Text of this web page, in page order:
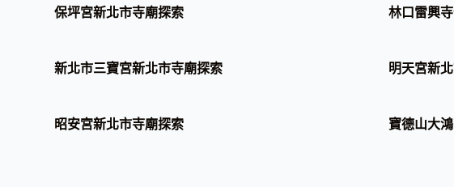
保坪宮新北市寺廟探索 林口雷興
新北市三寶宮新北市寺廟探索 明天宮新
昭安宮新北市寺廟探索 寶德山大